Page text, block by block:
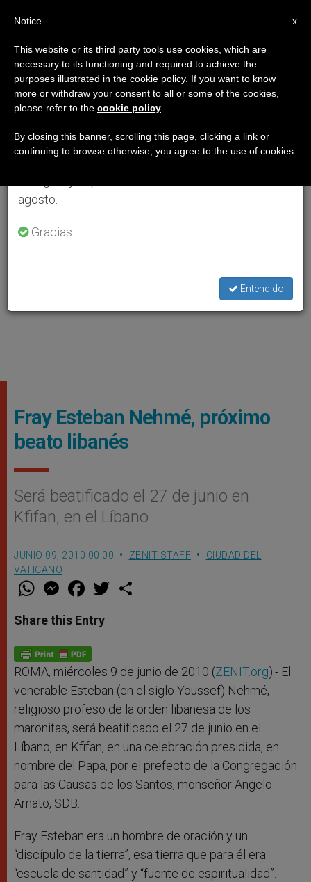
Fray Esteban Nehmé, próximo
beato libanés
Será beatificado el 27 de junio en
Kfifan, en el Líbano
JUNIO 09, 2010 00:00 ZENIT STAFF
CIUDAD DEL
VATICANO
W
t
s
p
p
M
e
s
e
g
e
r
F
a
e
b
o
k
w
Share this Entry
ROMA, miércoles 9 de junio de 2010 (ZENIT.org).- El
venerable Esteban (en el siglo Youssef) Nehmé,
religioso profeso de la orden libanesa de los
maronitas, será beatificado el 27 de junio en el
Líbano, en Kfifan, en una celebración presidida, en
nombre del Papa, por el prefecto de la Congregación
para las Causas de los Santos, monseñor Angelo
Amato, SDB.
Fray Esteban era un hombre de oración y un
“discípulo de la tierra”, esa tierra que para él era
“escuela de santidad” y “fuente de espiritualidad”.
×
Aviso importante
Del 27 de julio al 7 de agosto haremos la pausa
anual, aprovechando que en el periodo de verano
se generan menos informaciones y también el
agosto.
Gracias.
Entendido
x
Notice
This website or its third party tools use cookies, which are
necessary to its functioning and required to achieve the
purposes illustrated in the cookie policy. If you want to know
more or withdraw your consent to all or some of the cookies,
please refer to the cookie policy
By closing this banner, scrolling this page, clicking a link or
continuing to browse otherwise, you agree to the use of cookies.